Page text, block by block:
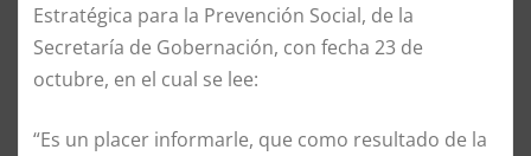
Estratégica para la Prevención Social, de la
Secretaría de Gobernación, con fecha 23 de
octubre, en el cual se lee:
“Es un placer informarle, que como resultado de la